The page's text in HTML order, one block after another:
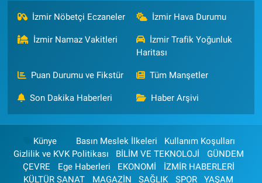
İzmir Nöbetçi Eczaneler İzmir Hava Durumu
İzmir Namaz Vakitleri
İzmir Trafik Yoğunluk
Haritası
Puan Durumu ve Fikstür Tüm Manşetler
Son Dakika Haberleri Haber Arşivi
Künye Basın Meslek İlkeleri
Kullanım Koşulları
Gizlilik ve KVK Politikası
BİLİM VE TEKNOLOJİ
GÜNDEM
ÇEVRE
Ege Haberleri EKONOMİ
İZMİR HABERLERİ
KÜLTÜR SANAT
MAGAZİN SAĞLIK SPOR YAŞAM